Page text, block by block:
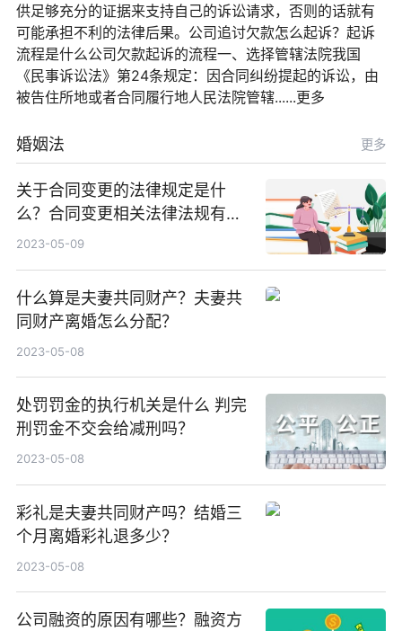
供足够充分的证据来支持自己的诉讼请求，否则的话就有
可能承担不利的法律后果。公司追讨欠款怎么起诉？起诉
流程是什么公司欠款起诉的流程一、选择管辖法院我国
《民事诉讼法》第24条规定：因合同纠纷提起的诉讼，由
被告住所地或者合同履行地人民法院管辖......更多
婚姻法 更多
关于合同变更的法律规定是什
么？合同变更相关法律法规有哪
些？
2023-05-09
什么算是夫妻共同财产？夫妻共
同财产离婚怎么分配？
2023-05-08
处罚罚金的执行机关是什么 判完
刑罚金不交会给减刑吗？
2023-05-08
彩礼是夫妻共同财产吗？结婚三
个月离婚彩礼退多少？
2023-05-08
公司融资的原因有哪些？融资方